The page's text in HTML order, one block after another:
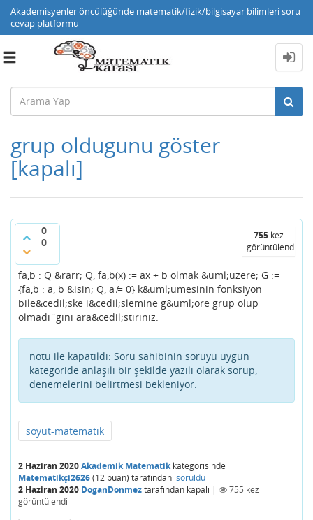
Akademisyenler öncülüğünde matematik/fizik/bilgisayar bilimleri soru
cevap platformu
Toggle
grup oldugunu göster
[kapalı]
0
0
755 kez
görüntülendi
fa,b : Q &rarr; Q, fa,b(x) := ax + b olmak &uml;uzere; G :=
{fa,b : a, b &isin; Q, a ̸= 0} k&uml;umesinin fonksiyon
bile&cedil;ske i&cedil;slemine g&uml;ore grup olup
olmadı˘gını ara&cedil;stırınız.
notu ile kapatıldı: Soru sahibinin soruyu uygun
kategoride anlaşılı bir şekilde yazılı olarak sorup,
denemelerini belirtmesi bekleniyor.
soyut-matematik
2 Haziran 2020Akademik Matematikkategorisinde
Matematikçi2626(12 puan) tarafından soruldu
2 Haziran 2020 DoganDonmeztarafından kapalı | 755 kez
görüntülendi